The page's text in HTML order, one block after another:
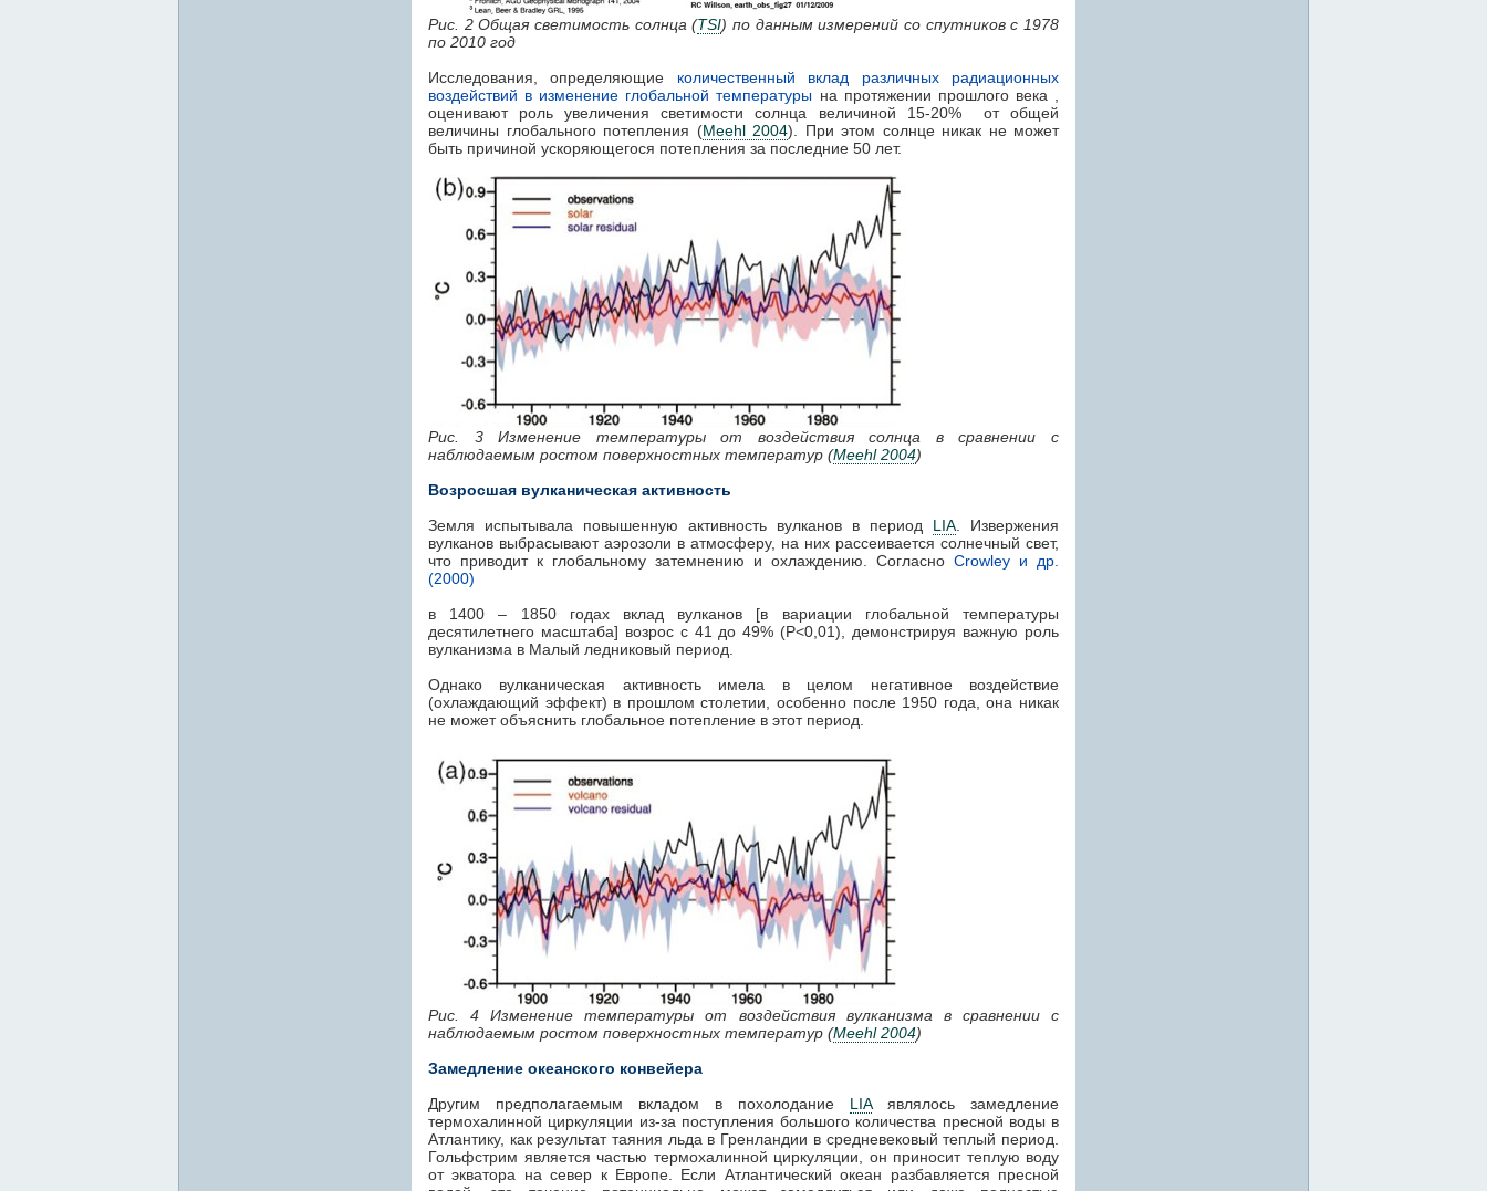
Рис. 2 Общая светимость солнца (TSI) по данным измерений со спутников с 1978
по 2010 год
Исследования, определяющие количественный вклад различных радиационных
воздействий в изменение глобальной температуры на протяжении прошлого века ,
оценивают роль увеличения светимости солнца величиной 15-20% от общей
величины глобального потепления (Meehl 2004). При этом солнце никак не может
быть причиной ускоряющегося потепления за последние 50 лет.
Рис. 3 Изменение температуры от воздействия солнца в сравнении с
наблюдаемым ростом поверхностных температур (Meehl 2004)
Возросшая вулканическая активность
Земля испытывала повышенную активность вулканов в период LIA . Извержения
вулканов выбрасывают аэрозоли в атмосферу, на них рассеивается солнечный свет,
что приводит к глобальному затемнению и охлаждению. Согласно Crowley и др.
(2000)
в 1400 – 1850 годах вклад вулканов [в вариации глобальной температуры
десятилетнего масштаба] возрос с 41 до 49% (P<0,01), демонстрируя важную роль
вулканизма в Малый ледниковый период.
Однако вулканическая активность имела в целом негативное воздействие
(охлаждающий эффект) в прошлом столетии, особенно после 1950 года, она никак
не может объяснить глобальное потепление в этот период.
Рис. 4 Изменение температуры от воздействия вулканизма в сравнении с
наблюдаемым ростом поверхностных температур (Meehl 2004)
Замедление океанского конвейера
Другим предполагаемым вкладом в похолодание LIAявлялось замедление
термохалинной циркуляции из-за поступления большого количества пресной воды в
Атлантику, как результат таяния льда в Гренландии в средневековый теплый период.
Гольфстрим является частью термохалинной циркуляции, он приносит теплую воду
от экватора на север к Европе. Если Атлантический океан разбавляется пресной